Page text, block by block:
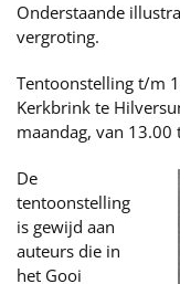
Onderstaande
vergroting.
Tentoonstelling t/m
Kerkbrink te
maandag, van
De
tentoonstelling
is gewijd aan
auteurs die in
het Gooi